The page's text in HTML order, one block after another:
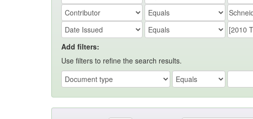
Add filters:
Use filters to refine the search results.